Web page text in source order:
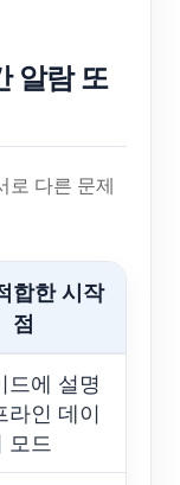
알람 또
로 다른 문제
합한 시작
점
드에 설명
라인 데이
모드